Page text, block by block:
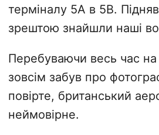
терміналу 5A в 5B.
зрештою знайшли наші
Перебуваючи весь час на
зовсім забув про
повірте, британський
неймовірне.